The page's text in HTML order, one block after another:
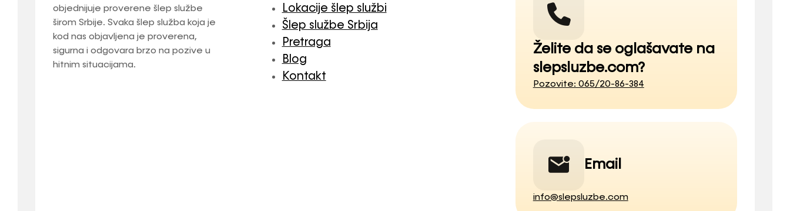
objednijuje proverene šlep službe
širom Srbije. Svaka šlep služba koja je
kod nas objavljena je proverena,
sigurna i odgovara brzo na pozive u
hitnim situacijama.
Lokacije šlep službi
Šlep službe Srbija
Pretraga
Blog
Kontakt
Želite da se oglašavate na
slepsluzbe.com?
Pozovite: 065/20-86-384
Email
info@slepsluzbe.com